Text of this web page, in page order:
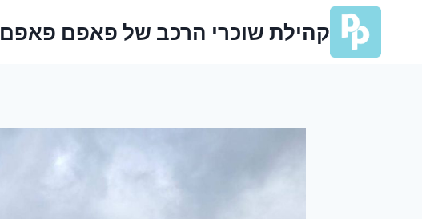
content
קהילת שוכרי הרכב של פאפם פאפם